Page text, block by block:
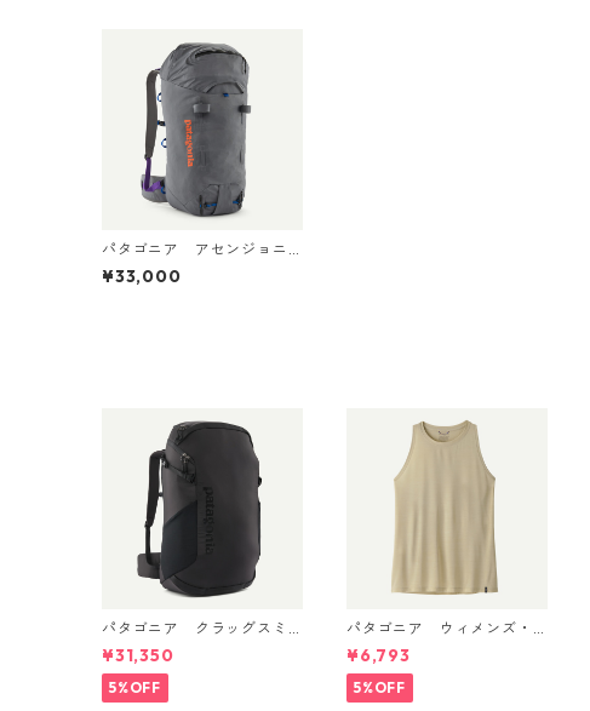
パタゴニア アセンジョニ
スト・パック 35L (カラー
Noble Grey) Patagonia As
¥33,000
パタゴニア クラッグスミ
ス パック 45L ブラック 480
66 Patagonia Cragsmith
Pack 日本正規品
¥31,350
5%OFF
パタゴニア ウィメンズ・
キャプリーン・クール・ウ
ルトラ・タンク Pumice - D
yno White X-Dye 44740
日本正規品
¥6,793
5%OFF